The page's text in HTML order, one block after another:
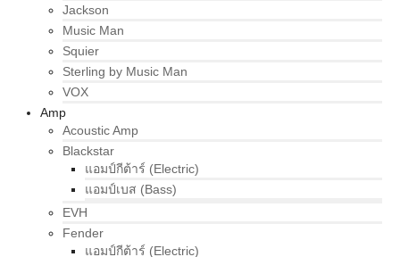
Jackson
Music Man
Squier
Sterling by Music Man
VOX
Amp
Acoustic Amp
Blackstar
แอมป์กีต้าร์ (Electric)
แอมป์เบส (Bass)
EVH
Fender
แอมป์กีต้าร์ (Electric)